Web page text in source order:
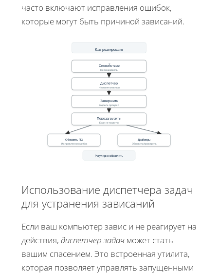
часто включают исправления ошибок,
которые могут быть причиной зависаний.
Как реагировать
Спокойствие
Не паниковать
Диспетчер
Нажмите клавиши
Завершить
Закрыть процесс
Перезагрузить
Если не помогло
Обновить ПО
Исправления ошибок
Драйверы
Обновить/проверить
Регулярно обновлять
Использование диспетчера задач
для устранения зависаний
Если ваш компьютер завис и не реагирует на
действия, диспетчер задач может стать
вашим спасением. Это встроенная утилита,
которая позволяет управлять запущенными